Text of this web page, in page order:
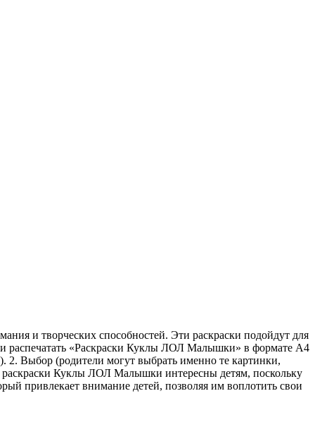
и творческих способностей. Эти раскраски подойдут для
распечатать «Раскраски Куклы ЛОЛ Малышки» в формате A4
2. Выбор (родители могут выбрать именно те картинки,
раскраски Куклы ЛОЛ Малышки интересны детям, поскольку
привлекает внимание детей, позволяя им воплотить свои